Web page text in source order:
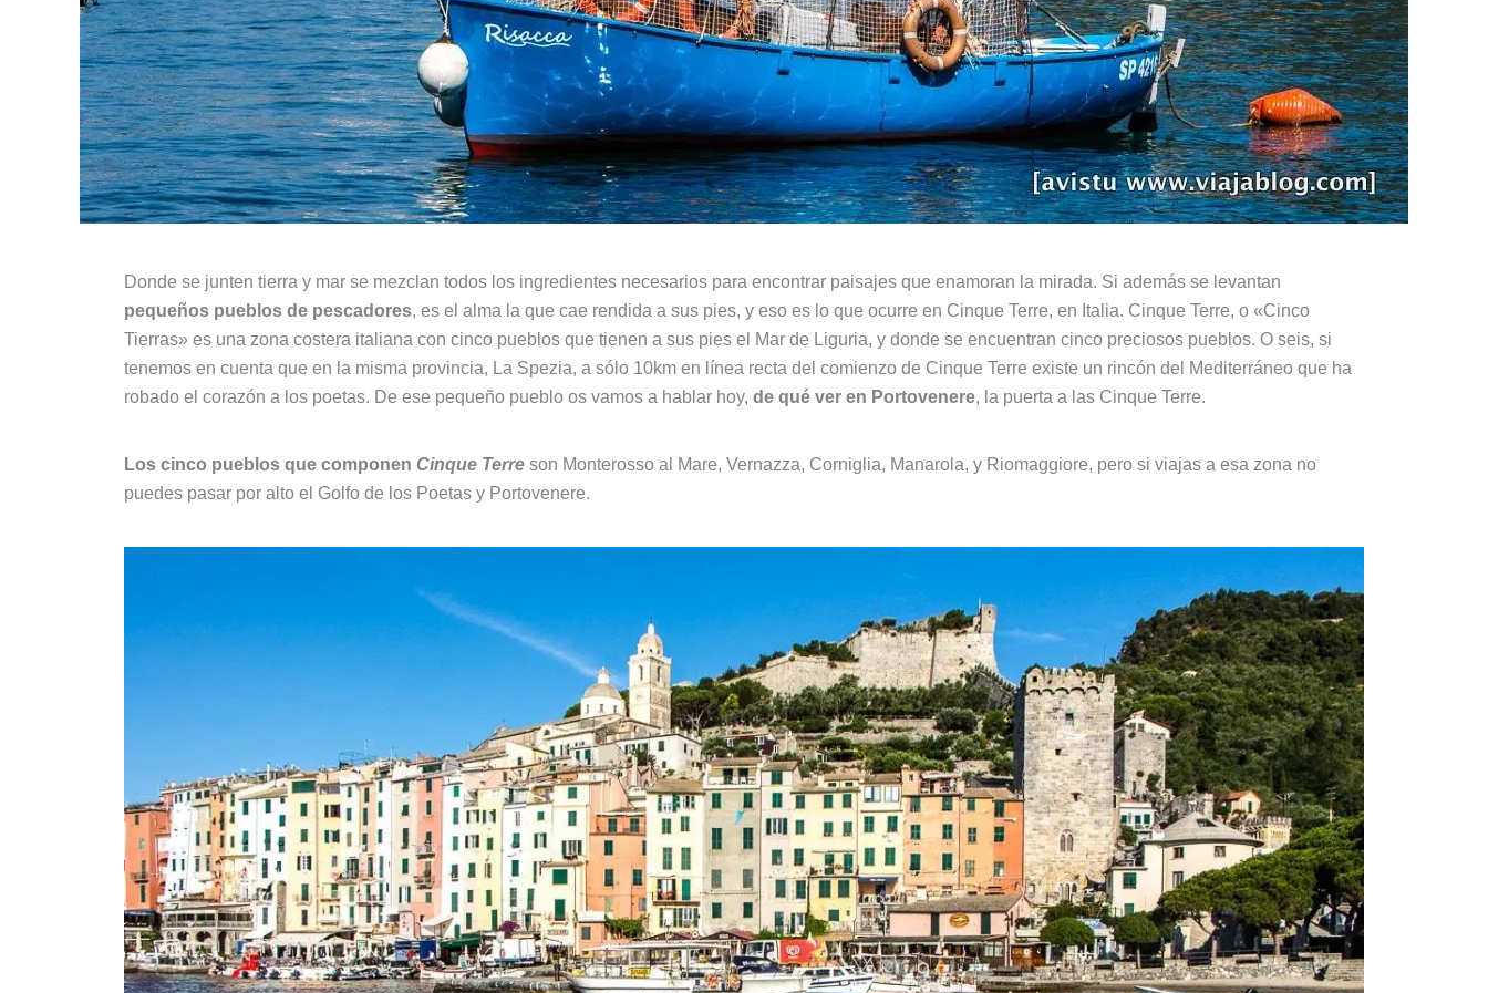
Donde se junten tierra y mar se mezclan todos los ingredientes necesarios para encontrar paisajes que enamoran la mirada. Si además se levantan
pequeños pueblos de pescadores, es el alma la que cae rendida a sus pies, y eso es lo que ocurre en Cinque Terre, en Italia. Cinque Terre, o «Cinco
Tierras» es una zona costera italiana con cinco pueblos que tienen a sus pies el Mar de Liguria, y donde se encuentran cinco preciosos pueblos. O seis, si
tenemos en cuenta que en la misma provincia, La Spezia, a sólo 10km en línea recta del comienzo de Cinque Terre existe un rincón del Mediterráneo que ha
robado el corazón a los poetas. De ese pequeño pueblo os vamos a hablar hoy, de qué ver en Portovenere, la puerta a las Cinque Terre.
Los cinco pueblos que componen Cinque Terre son Monterosso al Mare, Vernazza, Corniglia, Manarola, y Riomaggiore, pero si viajas a esa zona no
puedes pasar por alto el Golfo de los Poetas y Portovenere.